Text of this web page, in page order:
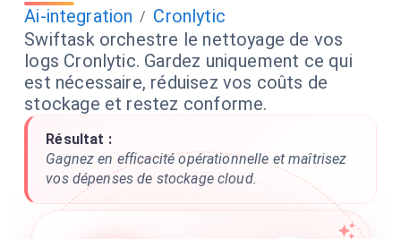
Ai-integration / Cronlytic
Swiftask orchestre le nettoyage de vos
logs Cronlytic. Gardez uniquement ce qui
est nécessaire, réduisez vos coûts de
stockage et restez conforme.
Résultat :
Gagnez en efficacité opérationnelle et maîtrisez
vos dépenses de stockage cloud.